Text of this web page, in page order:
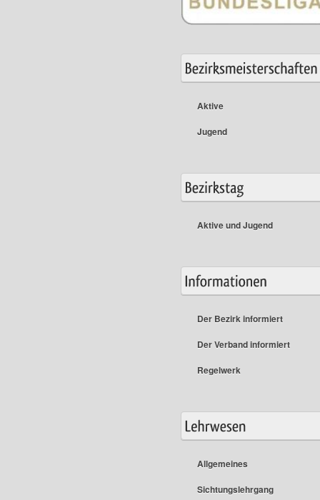
Aktive
Jugend
Aktive und Jugend
Der Bezirk informiert
Der Verband informiert
Regelwerk
Allgemeines
Sichtungslehrgang